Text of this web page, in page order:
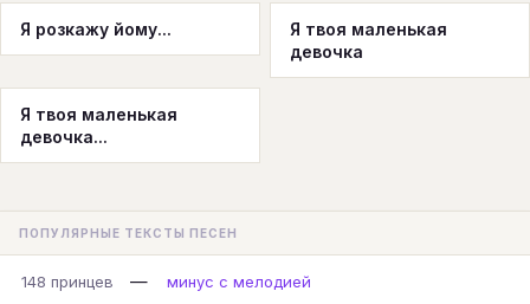
Я розкажу йому...
Я твоя маленькая
девочка
Я твоя маленькая
девочка...
ПОПУЛЯРНЫЕ ТЕКСТЫ ПЕСЕН
148 принцев —
минус с мелодией